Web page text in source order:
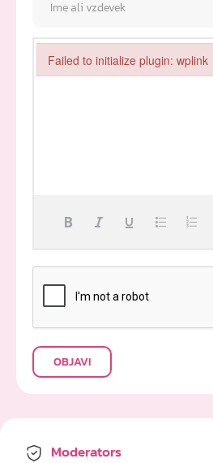
OBJAVI
Moderators
Failed to initialize plugin: wplink
Failed to initialize plugin: wplink